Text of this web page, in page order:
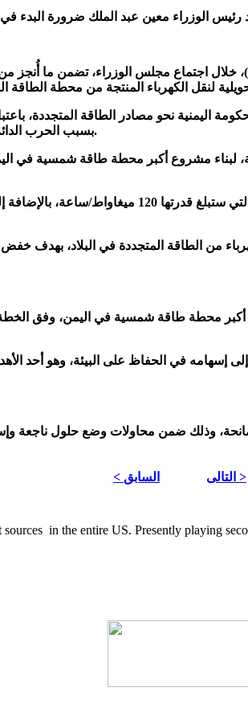
وقدّمت وزارة الكهرباء اليمنية تقريرًا، اليوم الثلاثاء 27 ديسمبر/كانون
120 ميغاواط، إذ تُعد تجسيدًا لتوجه الحكومة اليمنية نحو
بسبب الحرب الدائرة هناك، وفق المعلومات التي اطلعت عليها منصة الطاقة المتخصصة.
اتفاقية مع شركة مصدر الإماراتية، لبناء مشروع
وستتولى شركة أبو ظبي لطاقة المستقبل "مصدر"
الطاقة المتجددة في البلاد، بهدف خفض
محطة طاقة شمسية في اليمن، وفق الخطة
في الحفاظ على البيئة، وهو أحد
وذلك ضمن محاولات وضع حلول ناجعة
< السابق التالى >
in the entire US. Presently playing